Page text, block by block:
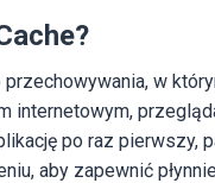
w
internetowym,
po raz pierwszy,
aby zapewnić